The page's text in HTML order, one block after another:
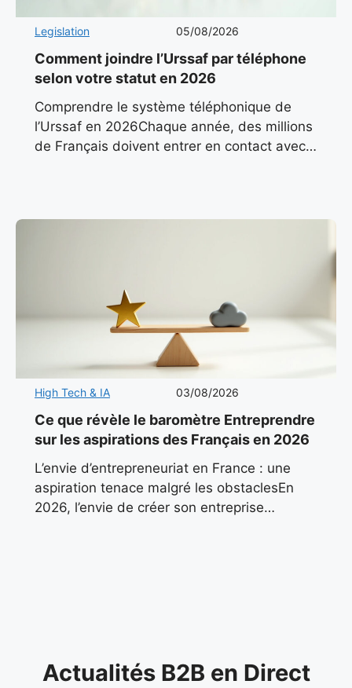
Legislation 05/08/2026
Comment joindre l’Urssaf par téléphone
selon votre statut en 2026
Comprendre le système téléphonique de
l’Urssaf en 2026Chaque année, des millions
de Français doivent entrer en contact avec
High Tech & IA 03/08/2026
Ce que révèle le baromètre Entreprendre
sur les aspirations des Français en 2026
L’envie d’entrepreneuriat en France : une
aspiration tenace malgré les obstaclesEn
2026, l’envie de créer son entreprise
Actualités B2B en Direct